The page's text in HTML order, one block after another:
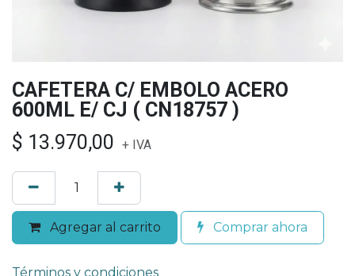
CAFETERA C/ EMBOLO ACERO
600ML E/ CJ ( CN18757 )
$ 13.970,00 + IVA
Agregar al carrito Comprar ahora
Términos y condiciones